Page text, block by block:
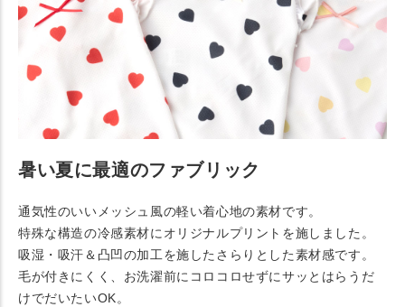
暑い夏に最適のファブリック
通気性のいいメッシュ風の軽い着心地の素材です。
特殊な構造の冷感素材にオリジナルプリントを施しました。
吸湿・吸汗＆凸凹の加工を施したさらりとした素材感です。
毛が付きにくく、お洗濯前にコロコロせずにサッとはらうだ
けでだいたいOK。